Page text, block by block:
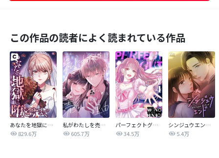
この作品の読者によく読まれている作品
あなたを地獄に堕とすまで
829.6万
私がわたしを売る理由
605.7万
パーフェクトグリッター
34.5万
シンジュウエンド【タテヨミ】
5.4万